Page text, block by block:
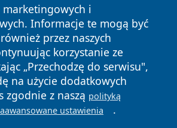
i
Informacje te mogą być
przez naszych
korzystanie ze
„Przechodzę do serwisu",
na użycie dodatkowych
zgodnie z naszą polityką
ustawienia .
Wszystkie prawa
Polityka
Prywatności
Polityka
Cookies